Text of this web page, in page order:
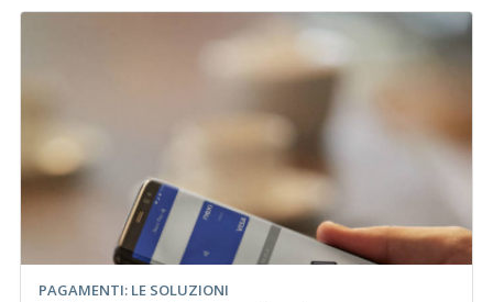
PAGAMENTI: LE SOLUZIONI